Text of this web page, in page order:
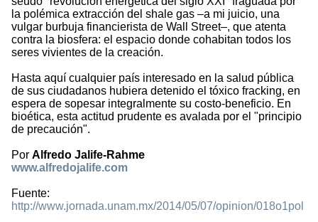
la polémica extracción del shale gas –a mi juicio, una
vulgar burbuja financierista de Wall Street–, que atenta
contra la biosfera: el espacio donde cohabitan todos los
seres vivientes de la creación.
Hasta aquí cualquier país interesado en la salud pública
de sus ciudadanos hubiera detenido el tóxico fracking, en
espera de sopesar integralmente su costo-beneficio. En
bioética, esta actitud prudente es avalada por el "principio
de precaución".
Por Alfredo Jalife-Rahme
www.alfredojalife.com
Fuente:
http://www.jornada.unam.mx/2014/05/07/opinion/018o1pol